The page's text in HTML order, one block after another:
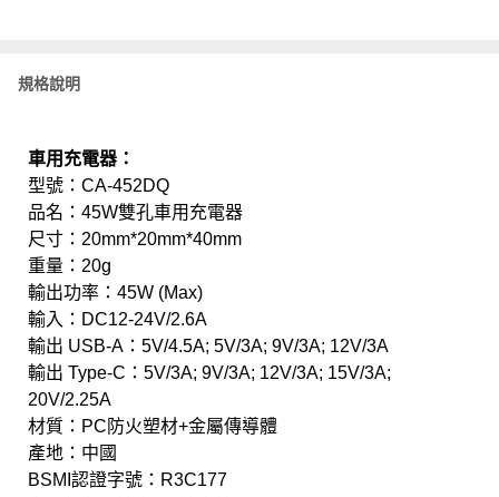
規格說明
車用充電器：
型號：CA-452DQ
品名：45W雙孔車用充電器
尺寸：20mm*20mm*40mm
重量：20g
輸出功率：45W (Max)
輸入：DC12-24V/2.6A
輸出 USB-A：5V/4.5A; 5V/3A; 9V/3A; 12V/3A
輸出 Type-C：5V/3A; 9V/3A; 12V/3A; 15V/3A;
20V/2.25A
材質：PC防火塑材+金屬傳導體
產地：中國
BSMI認證字號：R3C177